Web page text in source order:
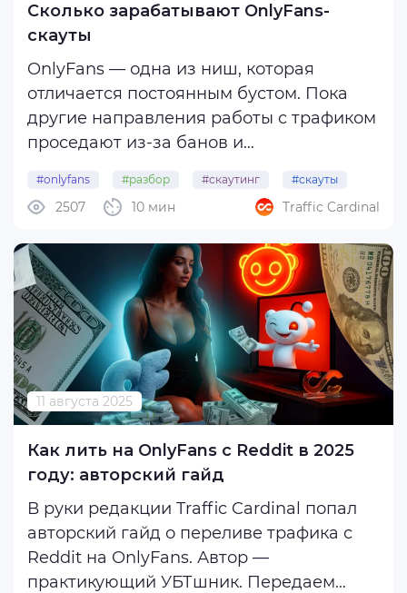
Сколько зарабатывают OnlyFans-
скауты
OnlyFans — одна из ниш, которая
отличается постоянным бустом. Пока
другие направления работы с трафиком
проседают из-за банов и
продолжает увеличивать объемы.
Сегодня поговорим о необычной
профессии — расскажем, кто такой
скаут, чем он занимается и сколько ...
#onlyfans #разбор #скаутинг #скауты
10 мин
2507 Traffic Cardinal
11 августа 2025
Как лить на OnlyFans с Reddit в 2025
году: авторский гайд
В руки редакции Traffic Cardinal попал
авторский гайд о переливе трафика с
Reddit на OnlyFans. Автор —
практикующий УБТшник. Передаем